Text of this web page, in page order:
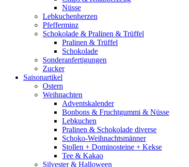
Nüsse
Lebkuchenherzen
Pfefferminz
Schokolade & Pralinen & Trüffel
Pralinen & Trüffel
Schokolade
Sonderanfertigungen
Zucker
Saisonartikel
Ostern
Weihnachten
Adventskalender
Bonbons & Fruchtgummi & Nüsse
Lebkuchen
Pralinen & Schokolade diverse
Schoko-Weihnachtsmänner
Stollen + Dominosteine + Kekse
Tee & Kakao
Silvester & Halloween